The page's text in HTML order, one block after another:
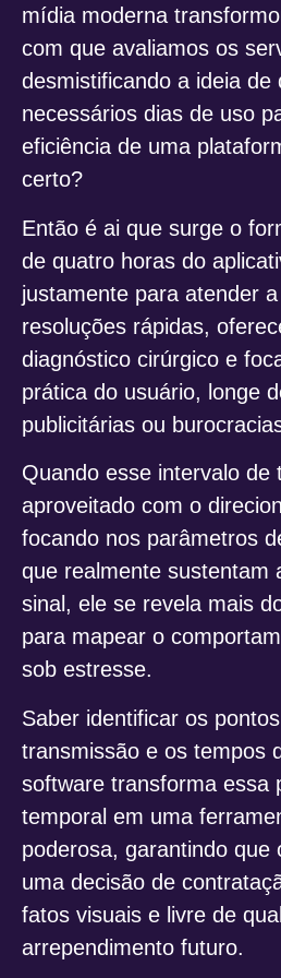
mídia moderna
com que avaliamos os
desmistificando a ideia de
necessários dias de uso
eficiência de uma
certo?
Então é ai que surge o
de quatro horas do
justamente para atender
resoluções rápidas,
diagnóstico cirúrgico e
prática do usuário, longe
publicitárias ou
Quando esse intervalo de
aproveitado com o
focando nos parâmetros
que realmente sustentam
sinal, ele se revela mais
para mapear o
sob estresse.
Saber identificar os
transmissão e os tempos
software transforma essa
temporal em uma
poderosa, garantindo que
uma decisão de
fatos visuais e livre de
arrependimento futuro.